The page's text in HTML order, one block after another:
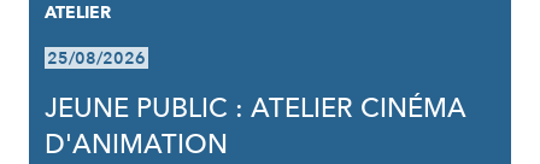
ATELIER
25/08/2026
JEUNE PUBLIC : ATELIER CINÉMA
D'ANIMATION